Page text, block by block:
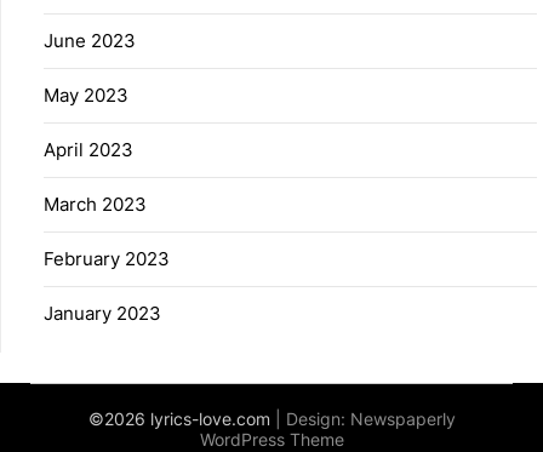
June 2023
May 2023
April 2023
March 2023
February 2023
January 2023
©2026 lyrics-love.com | Design: Newspaperly
WordPress Theme